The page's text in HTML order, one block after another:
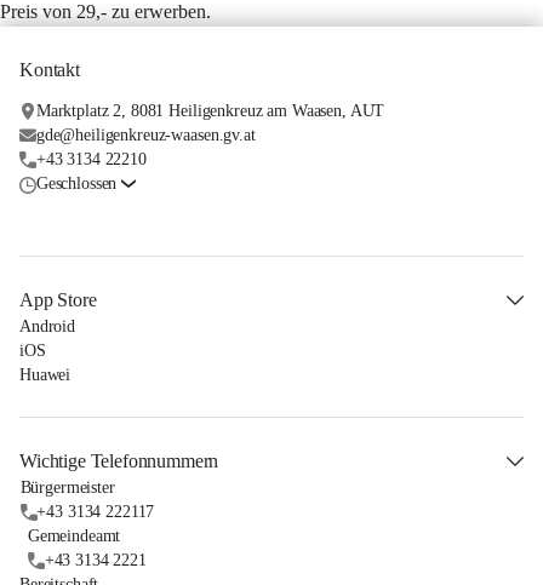
Preis von 29,- zu erwerben.
Kontakt
Marktplatz 2, 8081 Heiligenkreuz am Waasen, AUT
gde@heiligenkreuz-waasen.gv.at
+43 3134 22210
Geschlossen
App Store
Android
iOS
Huawei
Wichtige Telefonnummern
Bürgermeister
+43 3134 222117
Gemeindeamt
+43 3134 2221